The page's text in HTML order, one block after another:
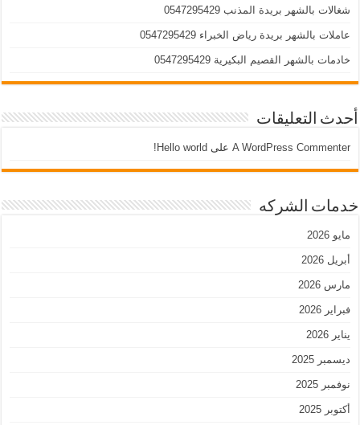
شغالات بالشهر بريدة المذنب 0547295429
عاملات بالشهر بريدة رياض الخبراء 0547295429
خادمات بالشهر القصيم البكيرية 0547295429
أحدث التعليقات
A WordPress Commenter على Hello world!
خدمات الشركه
مايو 2026
أبريل 2026
مارس 2026
فبراير 2026
يناير 2026
ديسمبر 2025
نوفمبر 2025
أكتوبر 2025